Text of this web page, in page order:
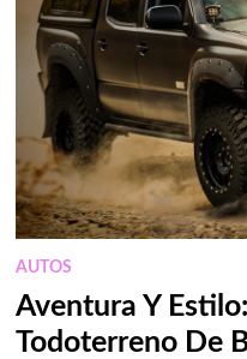
AUTOS
Aventura Y
Todoterreno De